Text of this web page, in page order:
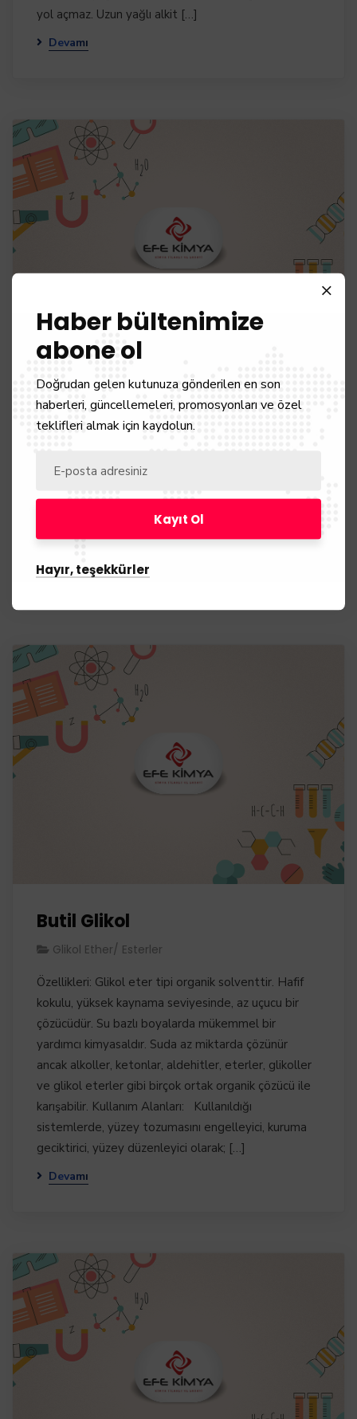
yol açmaz. Uzun yağlı alkit […]
Devamı
Hava Kurutmalı Tiner
Tinerler
özelliği sahiptir. Sanayide organik çözücü olarak
kullanılmaktadır. Kullanım Alanları: Boyaların
inceltilmesinde, Nitroselülozun dilüe edilmesinde,
Metal temizliğinde, Kauçuk çözücüsü olarak kullanılır.
Devamı
Butil Glikol
Glikol Ether/ Esterler
Özellikleri: Glikol eter tipi organik solventtir. Hafif
kokulu, yüksek kaynama seviyesinde, az uçucu bir
çözücüdür. Su bazlı boyalarda mükemmel bir
yardımcı kimyasaldır. Suda az miktarda çözünür
ancak alkoller, ketonlar, aldehitler, eterler, glikoller
ve glikol eterler gibi birçok ortak organik çözücü ile
karışabilir. Kullanım Alanları: Kullanıldığı
sistemlerde, yüzey tozumasını engelleyici, kuruma
geciktirici, yüzey düzenleyici olarak; […]
Devamı
Haber bültenimize
abone ol
Doğrudan gelen kutunuza gönderilen en son
haberleri, güncellemeleri, promosyonları ve özel
teklifleri almak için kaydolun.
Hayır, teşekkürler